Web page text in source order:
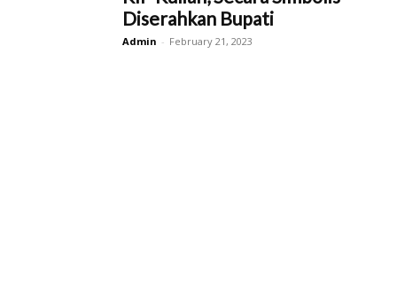
Diserahkan Bupati
Admin - February 21, 2023